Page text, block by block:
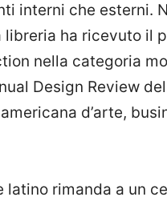
interni che esterni.
libreria ha ricevuto il
nella categoria
Design Review
d’arte,
latino rimanda a un